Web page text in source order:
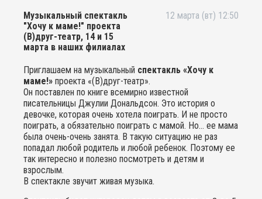
Музыкальный спектакль
"Хочу к маме!" проекта
(В)друг-театр, 14 и 15
марта в наших филиалах
12 марта (вт) 12:50
Приглашаем на музыкальный спектакль «Хочу к
маме!» проекта «(В)друг-театр».
Он поставлен по книге всемирно известной
писательницы Джулии Дональдсон. Это история о
девочке, которая очень хотела поиграть. И не просто
поиграть, а обязательно поиграть с мамой. Но... ее мама
была очень-очень занята. В такую ситуацию не раз
попадал любой родитель и любой ребенок. Поэтому ее
так интересно и полезно посмотреть и детям и
взрослым.
В спектакле звучит живая музыка.